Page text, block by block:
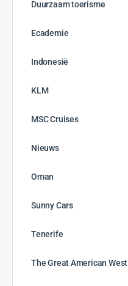
Duurzaam toerisme
Ecademie
Indonesië
KLM
MSC Cruises
Nieuws
Oman
Sunny Cars
Tenerife
The Great American West